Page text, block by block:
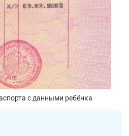
с данными ребёнка